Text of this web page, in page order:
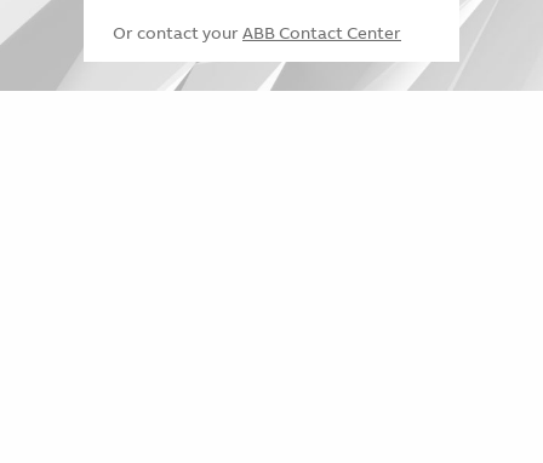
Or contact your ABB Contact Center